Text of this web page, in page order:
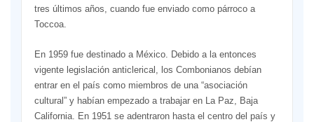
tres últimos años, cuando fue enviado como párroco a
Toccoa.
En 1959 fue destinado a México. Debido a la entonces
vigente legislación anticlerical, los Combonianos debían
entrar en el país como miembros de una “asociación
cultural” y habían empezado a trabajar en La Paz, Baja
California. En 1951 se adentraron hasta el centro del país y